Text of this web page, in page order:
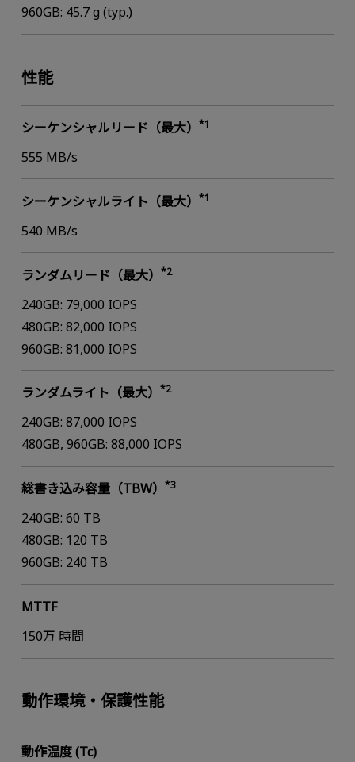
960GB: 45.7 g (typ.)
性能
シーケンシャルリード（最大） *1
555 MB/s
シーケンシャルライト（最大） *1
540 MB/s
ランダムリード（最大） *2
240GB: 79,000 IOPS
480GB: 82,000 IOPS
960GB: 81,000 IOPS
ランダムライト（最大） *2
240GB: 87,000 IOPS
480GB, 960GB: 88,000 IOPS
総書き込み容量（TBW） *3
240GB: 60 TB
480GB: 120 TB
960GB: 240 TB
MTTF
150万 時間
動作環境・保護性能
動作温度 (Tc)